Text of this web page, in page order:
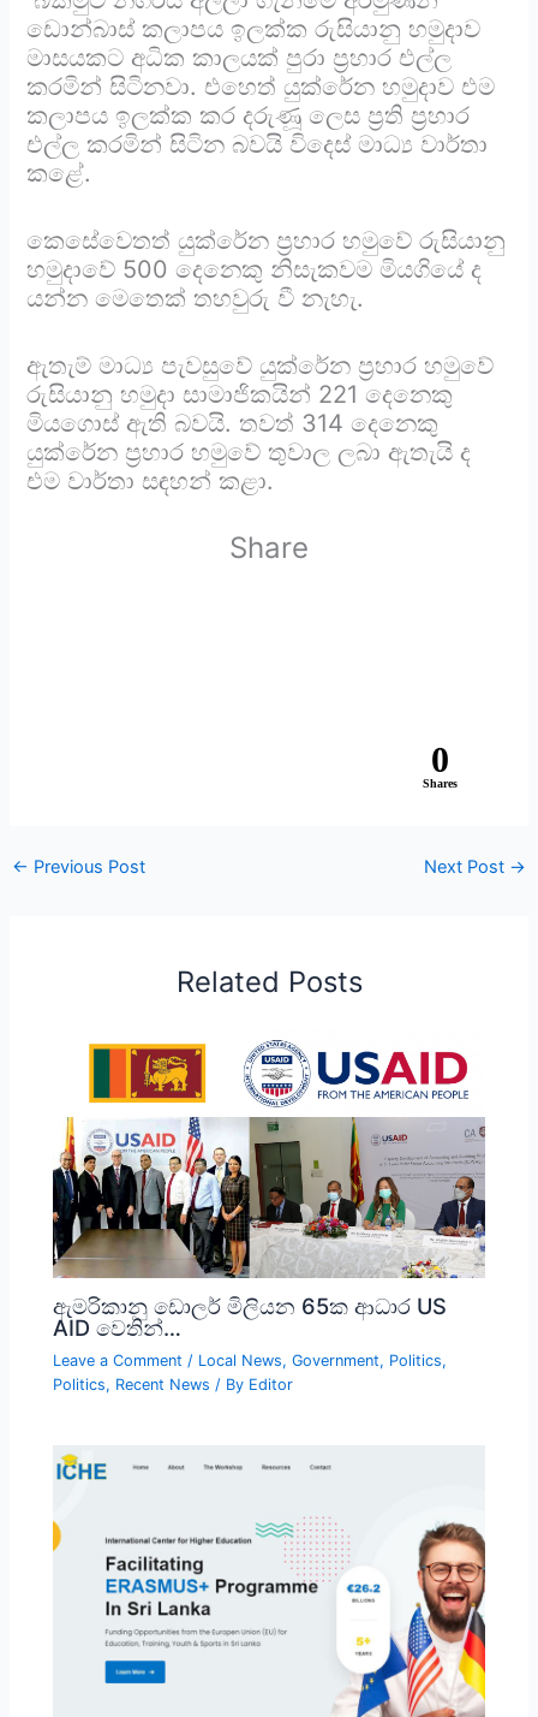
ඩොන්බාස් කලාපය ඉලක්ක රුසියානු හමුදාව
මාසයකට අධික කාලයක් පුරා ප්‍රහාර එල්ල
කරමින් සිටිනවා. එහෙත් යුක්රේන හමුදාව එම
කලාපය ඉලක්ක කර දරුණූ ලෙස ප්‍රති ප්‍රහාර
එල්ල කරමින් සිටින බවයි විදෙස් මාධ්‍ය වාර්තා
කළේ.
කෙසේවෙතත් යුක්රේන ප්‍රහාර හමුවේ රුසියානු
හමුදාවේ 500 දෙනෙකු නිසැකවම මියගියේ ද
යන්න මෙතෙක් තහවුරු වී නැහැ.
ඇතැම් මාධ්‍ය පැවසුවේ යුක්රේන ප්‍රහාර හමුවේ
රුසියානු හමුදා සාමාජිකයින් 221 දෙනෙකු
මියගොස් ඇති බවයි. තවත් 314 දෙනෙකු
යුක්රේන ප්‍රහාර හමුවේ තුවාල ලබා ඇතැයි ද
එම වාර්තා සඳහන් කළා.
Share
0
Shares
← Previous Post Next Post →
Related Posts
ඇමරිකානු ඩොලර් මිලියන 65ක ආධාර US
AID වෙතින්…
Leave a Comment / Local News,Government, Politics,
Politics, Recent News / By Editor